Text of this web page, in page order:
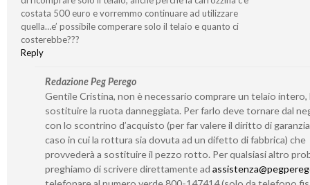
costata 500 euro e vorremmo continuare ad utilizzare
quella…e’ possibile comperare solo il telaio e quanto ci
costerebbe???
Reply
Redazione Peg Perego
Gentile Cristina, non è necessario comprare un telaio intero,
sostituire la ruota danneggiata. Per farlo deve tornare dal
con lo scontrino d’acquisto (per far valere il diritto di
caso in cui la rottura sia dovuta ad un difetto di fabbrica) che
provvederà a sostituire il pezzo rotto. Per qualsiasi altro
preghiamo di scrivere direttamente ad